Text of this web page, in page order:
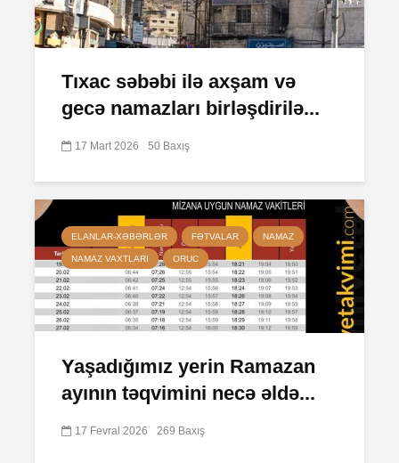
Tıxac səbəbi ilə axşam və
gecə namazları birləşdirilə...
17 Mart 2026 50 Baxış
ELANLAR-XƏBƏRLƏR FƏTVALAR NAMAZ
NAMAZ VAXTLARI ORUC
Yaşadığımız yerin Ramazan
ayının təqvimini necə əldə...
17 Fevral 2026 269 Baxış